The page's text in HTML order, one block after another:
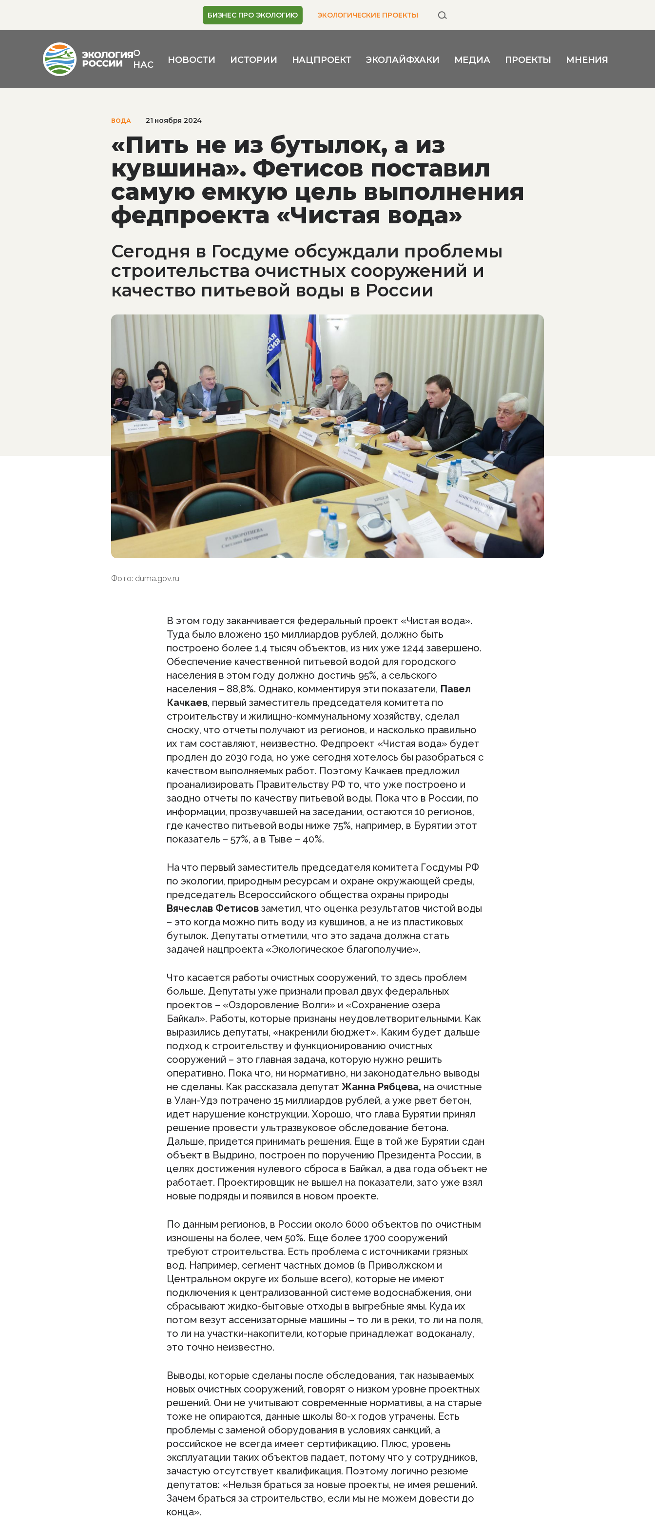
БИЗНЕС ПРО ЭКОЛОГИЮ ЭКОЛОГИЧЕСКИЕ ПРОЕКТЫ
О
НАС
НОВОСТИ ИСТОРИИ НАЦПРОЕКТ ЭКОЛАЙФХАКИ МЕДИА ПРОЕКТЫ МНЕНИЯ
ВОДА 21 ноября 2024
«Пить не из бутылок, а из
кувшина». Фетисов поставил
самую емкую цель выполнения
федпроекта «Чистая вода»
Сегодня в Госдуме обсуждали проблемы
строительства очистных сооружений и
качество питьевой воды в России
Фото: duma.gov.ru
В этом году заканчивается федеральный проект «Чистая вода».
Туда было вложено 150 миллиардов рублей, должно быть
построено более 1,4 тысяч объектов, из них уже 1244 завершено.
Обеспечение качественной питьевой водой для городского
населения в этом году должно достичь 95%, а сельского
населения – 88,8%. Однако, комментируя эти показатели, Павел
Качкаев, первый заместитель председателя комитета по
строительству и жилищно-коммунальному хозяйству, сделал
сноску, что отчеты получают из регионов, и насколько правильно
их там составляют, неизвестно. Федпроект «Чистая вода» будет
продлен до 2030 года, но уже сегодня хотелось бы разобраться с
качеством выполняемых работ. Поэтому Качкаев предложил
проанализировать Правительству РФ то, что уже построено и
заодно отчеты по качеству питьевой воды. Пока что в России, по
информации, прозвучавшей на заседании, остаются 10 регионов,
где качество питьевой воды ниже 75%, например, в Бурятии этот
показатель – 57%, а в Тыве – 40%.
На что первый заместитель председателя комитета Госдумы РФ
по экологии, природным ресурсам и охране окружающей среды,
председатель Всероссийского общества охраны природы
Вячеслав Фетисов заметил, что оценка результатов чистой воды
– это когда можно пить воду из кувшинов, а не из пластиковых
бутылок. Депутаты отметили, что это задача должна стать
задачей нацпроекта «Экологическое благополучие».
Что касается работы очистных сооружений, то здесь проблем
больше. Депутаты уже признали провал двух федеральных
проектов – «Оздоровление Волги» и «Сохранение озера
Байкал». Работы, которые признаны неудовлетворительными. Как
выразились депутаты, «накренили бюджет». Каким будет дальше
подход к строительству и функционированию очистных
сооружений – это главная задача, которую нужно решить
оперативно. Пока что, ни нормативно, ни законодательно выводы
не сделаны. Как рассказала депутат Жанна Рябцева, на очистные
в Улан-Удэ потрачено 15 миллиардов рублей, а уже рвет бетон,
идет нарушение конструкции. Хорошо, что глава Бурятии принял
решение провести ультразвуковое обследование бетона.
Дальше, придется принимать решения. Еще в той же Бурятии сдан
объект в Выдрино, построен по поручению Президента России, в
целях достижения нулевого сброса в Байкал, а два года объект не
работает. Проектировщик не вышел на показатели, зато уже взял
новые подряды и появился в новом проекте.
По данным регионов, в России около 6000 объектов по очистным
изношены на более, чем 50%. Еще более 1700 сооружений
требуют строительства. Есть проблема с источниками грязных
вод. Например, сегмент частных домов (в Приволжском и
Центральном округе их больше всего), которые не имеют
подключения к централизованной системе водоснабжения, они
сбрасывают жидко-бытовые отходы в выгребные ямы. Куда их
потом везут ассенизаторные машины – то ли в реки, то ли на поля,
то ли на участки-накопители, которые принадлежат водоканалу,
это точно неизвестно.
Выводы, которые сделаны после обследования, так называемых
новых очистных сооружений, говорят о низком уровне проектных
решений. Они не учитывают современные нормативы, а на старые
тоже не опираются, данные школы 80-х годов утрачены. Есть
проблемы с заменой оборудования в условиях санкций, а
российское не всегда имеет сертификацию. Плюс, уровень
эксплуатации таких объектов падает, потому что у сотрудников,
зачастую отсутствует квалификация. Поэтому логично резюме
депутатов: «Нельзя браться за новые проекты, не имея решений.
Зачем браться за строительство, если мы не можем довести до
конца».